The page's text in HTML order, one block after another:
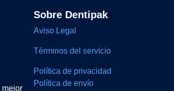
Sobre Dentipak
Aviso Legal
Términos del servicio
Política de privacidad
Política de envío
mejor